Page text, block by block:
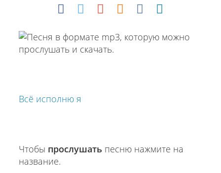
Всё исполню я
Чтобы прослушать песню нажмите на
название.